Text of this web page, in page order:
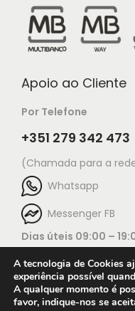
Apoio ao Cliente
Por Telefone
+351 279 342 473
(Chamada para a
Whatsapp
Messenger FB
Dias úteis 09:00 –
A tecnologia de Cookies
experiência possível
A qualquer momento é
favor, indique-nos se